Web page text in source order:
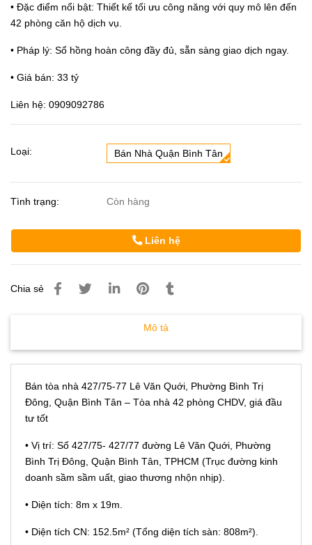
• Đặc điểm nổi bật: Thiết kế tối ưu công năng với quy mô lên đến
42 phòng căn hộ dịch vụ.
• Pháp lý: Sổ hồng hoàn công đầy đủ, sẵn sàng giao dịch ngay.
• Giá bán: 33 tỷ
Liên hệ: 0909092786
Loại: Bán Nhà Quận Bình Tân
Tình trạng: Còn hàng
Liên hệ
Chia sẻ
Mô tả
Bán tòa nhà 427/75-77 Lê Văn Quới, Phường Bình Trị
Đông, Quận Bình Tân – Tòa nhà 42 phòng CHDV, giá đầu
tư tốt
• Vị trí: Số 427/75- 427/77 đường Lê Văn Quới, Phường
Bình Trị Đông, Quận Bình Tân, TPHCM (Trục đường kinh
doanh sầm sầm uất, giao thương nhộn nhịp).
• Diện tích: 8m x 19m.
• Diện tích CN: 152.5m² (Tổng diện tích sàn: 808m²).